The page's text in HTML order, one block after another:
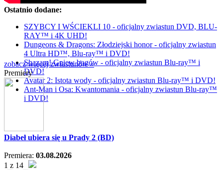
Ostatnio dodane:
SZYBCY I WŚCIEKLI 10 - oficjalny zwiastun DVD, BLU-
RAY™ i 4K UHD!
Dungeons & Dragons: Złodziejski honor - oficjalny zwiastun
4 Ultra HD™, Blu-ray™ i DVD!
Shazam! Gniew bogów - oficjalny zwiastun Blu-ray™ i
DVD!
Avatar 2: Istota wody - oficjalny zwiastun Blu-ray™ i DVD!
Ant-Man i Osa: Kwantomania - oficjalny zwiastun Blu-ray™
i DVD!
zobacz więcej zwiastunów »
Premiery
Diabeł ubiera się u Prady 2 (BD)
Premiera: 03.08.2026
1 z 14